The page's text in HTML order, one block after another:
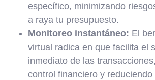
específico, minimizando
a raya tu presupuesto.
Monitoreo instantáneo: El
virtual radica en que facilita el
inmediato de las
control financiero y reduciendo